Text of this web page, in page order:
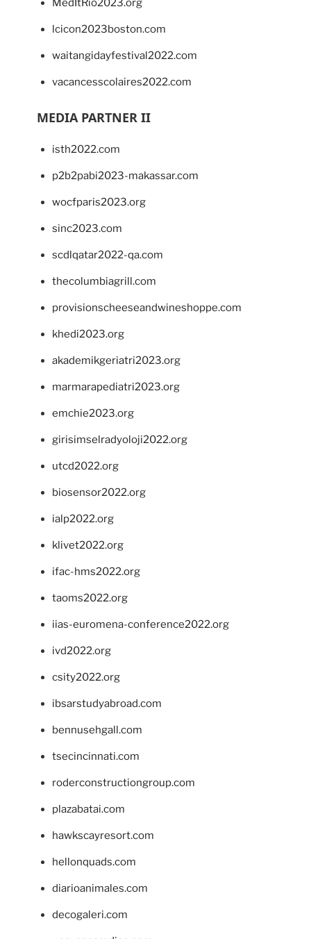
MedItRio2023.org
lcicon2023boston.com
waitangidayfestival2022.com
vacancesscolaires2022.com
MEDIA PARTNER II
isth2022.com
p2b2pabi2023-makassar.com
wocfparis2023.org
sinc2023.com
scdlqatar2022-qa.com
thecolumbiagrill.com
provisionscheeseandwineshoppe.com
khedi2023.org
akademikgeriatri2023.org
marmarapediatri2023.org
emchie2023.org
girisimselradyoloji2022.org
utcd2022.org
biosensor2022.org
ialp2022.org
klivet2022.org
ifac-hms2022.org
taoms2022.org
iias-euromena-conference2022.org
ivd2022.org
csity2022.org
ibsarstudyabroad.com
bennusehgall.com
tsecincinnati.com
roderconstructiongroup.com
plazabatai.com
hawkscayresort.com
hellonquads.com
diarioanimales.com
decogaleri.com